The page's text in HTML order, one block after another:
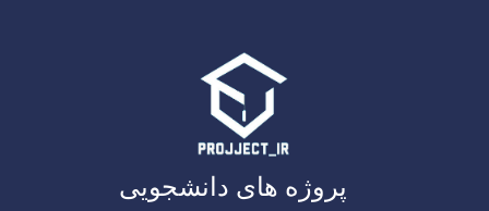
پروژه های دانشجویی